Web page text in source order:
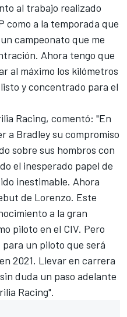
al trabajo realizado
como a la temporada que
campeonato que me
Ahora tengo que
al máximo los kilómetros
y concentrado para el
Racing, comentó: "En
a Bradley su compromiso
sobre sus hombros con
el inesperado papel de
inestimable. Ahora
de Lorenzo. Este
a la gran
piloto en el CIV. Pero
un piloto que será
2021. Llevar en carrera
duda un paso adelante
Racing".